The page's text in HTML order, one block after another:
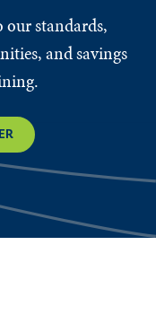
our standards,
and savings